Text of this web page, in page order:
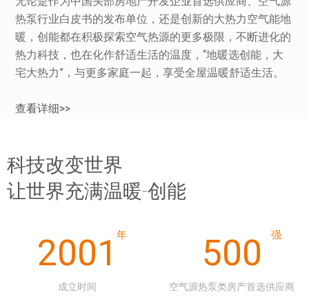
热泵行业白皮书的发布单位，还是创新的大热力空气能地
暖，创能都在积极探索空气热源的更多极限，不断进化的
热力科技，也在化作舒适生活的温度，“地暖选创能，大
宅大热力”，与更多家庭一起，享受全屋温暖舒适生活。
查看详细>>
科技改变世界
让世界充满温暖-创能
2001
成立时间
500
空气源热泵类房产首选供应商